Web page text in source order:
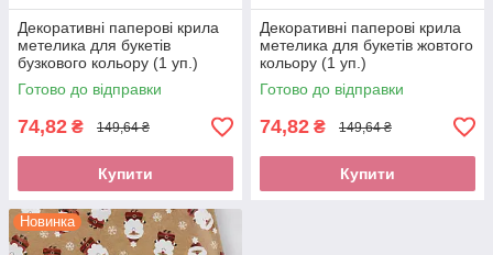
Декоративні паперові крила
метелика для букетів
бузкового кольору (1 уп.)
Готово до відправки
74,82 ₴ 149,64 ₴
Купити
Декоративні паперові крила
метелика для букетів жовтого
кольору (1 уп.)
Готово до відправки
74,82 ₴ 149,64 ₴
Купити
Новинка